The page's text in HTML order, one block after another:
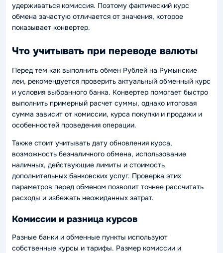
удерживаться комиссия. Поэтому фактический курс
обмена зачастую отличается от значения, которое
показывает конвертер.
Что учитывать при переводе валюты
Перед тем как выполнить обмен Рублей на Румынские
леи, рекомендуется проверить актуальный обменный курс
и условия выбранного банка. Конвертер помогает быстро
выполнить примерный расчет суммы, однако итоговая
сумма зависит от комиссии, курса покупки и продажи и
особенностей проведения операции.
Также стоит учитывать дату обновления курса,
возможность безналичного обмена, использование
наличных, действующие лимиты и стоимость
дополнительных банковских услуг. Проверка этих
параметров перед обменом позволит точнее рассчитать
расходы и избежать неожиданных затрат.
Комиссии и разница курсов
Разные банки и обменные пункты используют
собственные курсы и тарифы. Размер комиссии и